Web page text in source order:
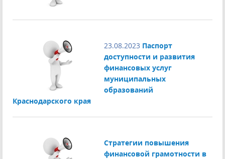
23.08.2023 Паспорт
доступности и развития
финансовых услуг
муниципальных
образований
Краснодарского края
Стратегии повышения
финансовой грамотности в